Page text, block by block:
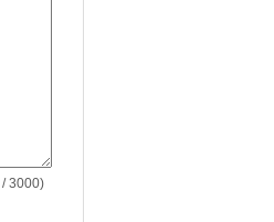
/ 3000)